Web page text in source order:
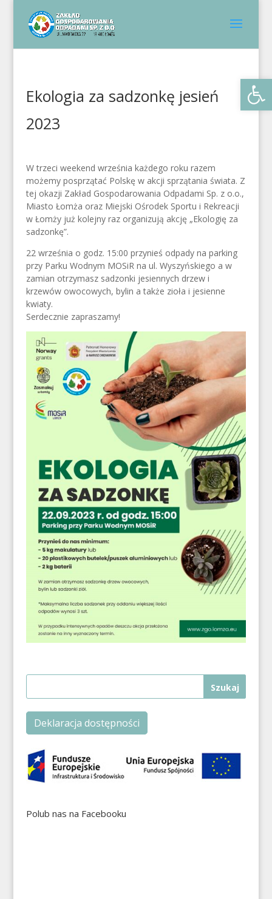
Ekologia za sadzonkę jesień
2023
W trzeci weekend września każdego roku razem
możemy posprzątać Polskę w akcji sprzątania świata. Z
tej okazji Zakład Gospodarowania Odpadami Sp. z o.o.,
Miasto Łomża oraz Miejski Ośrodek Sportu i Rekreacji
w Łomży już kolejny raz organizują akcję „Ekologię za
sadzonkę”.
22 września o godz. 15:00 przynieś odpady na parking
przy Parku Wodnym MOSiR na ul. Wyszyńskiego a w
zamian otrzymasz sadzonki jesiennych drzew i
krzewów owocowych, bylin a także zioła i jesienne
kwiaty.
Serdecznie zapraszamy!
Deklaracja dostępności
Polub nas na Facebooku